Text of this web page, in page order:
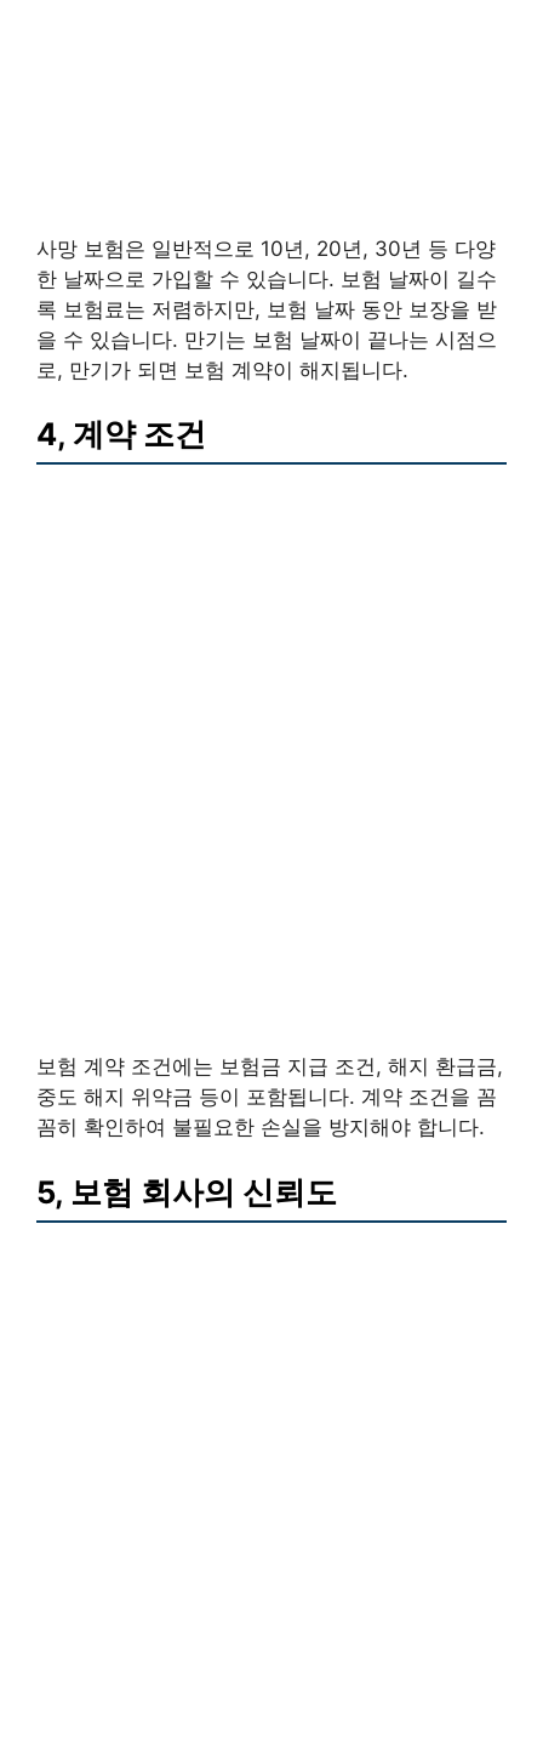
사망 보험은 일반적으로 10년, 20년, 30년 등 다양
한 날짜으로 가입할 수 있습니다. 보험 날짜이 길수
록 보험료는 저렴하지만, 보험 날짜 동안 보장을 받
을 수 있습니다. 만기는 보험 날짜이 끝나는 시점으
로, 만기가 되면 보험 계약이 해지됩니다.
4, 계약 조건
보험 계약 조건에는 보험금 지급 조건, 해지 환급금,
중도 해지 위약금 등이 포함됩니다. 계약 조건을 꼼
꼼히 확인하여 불필요한 손실을 방지해야 합니다.
5, 보험 회사의 신뢰도